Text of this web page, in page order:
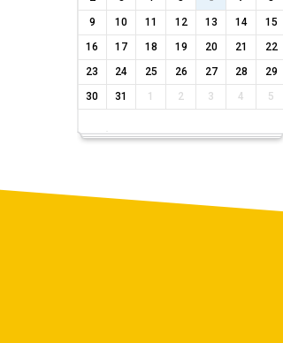
9
10 11 12 13 14
15
16
17 18 19 20 21
22
23
24 25 26 27 28
29
30
31 1 2 3 4 5